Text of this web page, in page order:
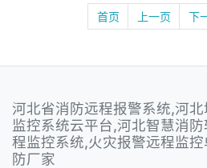
首页 上一页 下
河北省消防远程报警系统,河
监控系统云平台,河北智慧消
程监控系统,火灾报警远程监
防厂家